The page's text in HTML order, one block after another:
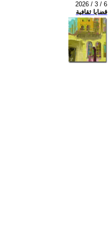
2026 / 3 / 6
قضايا ثقافية